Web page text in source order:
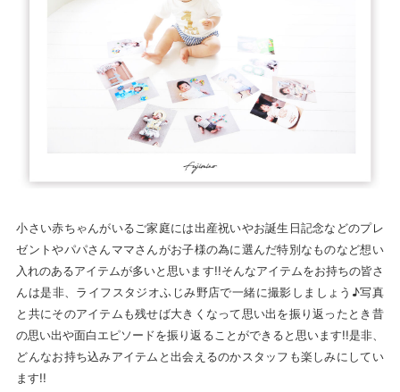
小さい赤ちゃんがいるご家庭には出産祝いやお誕生日記念などのプレ
ゼントやパパさんママさんがお子様の為に選んだ特別なものなど想い
入れのあるアイテムが多いと思います!!そんなアイテムをお持ちの皆さ
んは是非、ライフスタジオふじみ野店で一緒に撮影しましょう♪写真
と共にそのアイテムも残せば大きくなって思い出を振り返ったとき昔
の思い出や面白エピソードを振り返ることができると思います!!是非、
どんなお持ち込みアイテムと出会えるのかスタッフも楽しみにしてい
ます!!